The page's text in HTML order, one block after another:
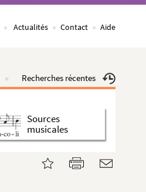
Actualités Contact Aide
Recherches récentes
Sources
musicales